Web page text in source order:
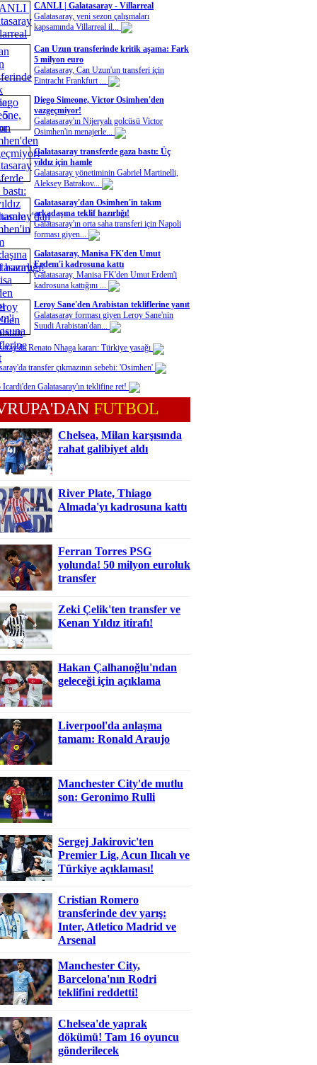
CANLI | Galatasaray - Villarreal
Galatasaray, yeni sezon çalışmaları
kapsamında Villarreal il...
Can Uzun transferinde kritik aşama: Fark
5 milyon euro
Galatasaray, Can Uzun'un transferi için
Eintracht Frankfurt ...
Diego Simeone, Victor Osimhen'den
vazgeçmiyor!
Galatasaray'ın Nijeryalı golcüsü Victor
Osimhen'in menajerle...
Galatasaray transferde gaza bastı: Üç
yıldız için hamle
Galatasaray yönetiminin Gabriel Martinelli,
Aleksey Batrakov...
Galatasaray'dan Osimhen'in takım
arkadaşına teklif hazırlığı!
Galatasaray'ın orta saha transferi için Napoli
forması giyen...
Galatasaray, Manisa FK'den Umut
Erdem'i kadrosuna kattı
Galatasaray, Manisa FK'den Umut Erdem'i
kadrosuna kattığını ...
Leroy Sane'den Arabistan tekliflerine yanıt
Galatasaray forması giyen Leroy Sane'nin
Suudi Arabistan'dan...
Renato Nhaga kararı: Türkiye yasağı
transfer çıkmazının sebebi: 'Osimhen'
Galatasaray'ın teklifine ret!
FUTBOL
Chelsea, Milan karşısında
rahat galibiyet aldı
River Plate, Thiago
Almada'yı kadrosuna kattı
Ferran Torres PSG
yolunda! 50 milyon euroluk
transfer
Zeki Çelik'ten transfer ve
Kenan Yıldız itirafı!
Hakan Çalhanoğlu'ndan
geleceği için açıklama
Liverpool'da anlaşma
tamam: Ronald Araujo
Manchester City'de mutlu
son: Geronimo Rulli
Sergej Jakirovic'ten
Premier Lig, Acun Ilıcalı ve
Türkiye açıklaması!
Cristian Romero
transferinde dev yarış:
Inter, Atletico Madrid ve
Arsenal
Manchester City,
Barcelona'nın Rodri
teklifini reddetti!
Chelsea'de yaprak
dökümü! Tam 16 oyuncu
gönderilecek